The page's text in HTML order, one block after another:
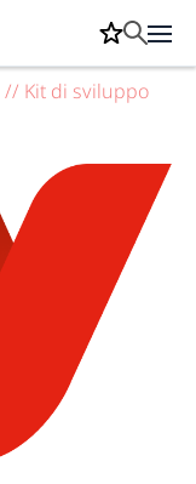
// Kit di sviluppo